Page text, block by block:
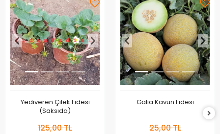
Yediveren Çilek Fidesi
(Saksıda)
125,00 TL
Galia Kavun Fidesi
25,00 TL